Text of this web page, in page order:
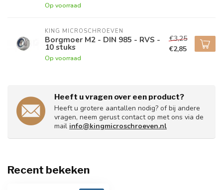
Op voorraad
KING MICROSCHROEVEN
Borgmoer M2 - DIN 985 - RVS -
10 stuks
Op voorraad
€3,25
€2,85
Heeft u vragen over een product?
Heeft u grotere aantallen nodig? of bij andere
vragen, neem gerust contact op met ons via de
mail info@kingmicroschroeven.nl
Recent bekeken